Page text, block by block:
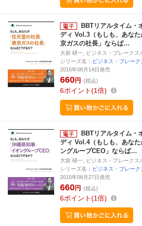
BBTリアルタイム・
ディ Vol.3（もしも、あな
京ガスの社長」ならば…
大前 研一, ビジネス・ブレークス
シリーズ名： ビジネス・ブレー
2015年08月14日発売
660円 (税込)
6ポイント 1倍
BBTリアルタイム・
ディ Vol.4（もしも、あな
ングループCEO」ならば…
大前 研一, ビジネス・ブレークス
シリーズ名： ビジネス・ブレー
2015年08月27日発売
660円 (税込)
6ポイント 1倍